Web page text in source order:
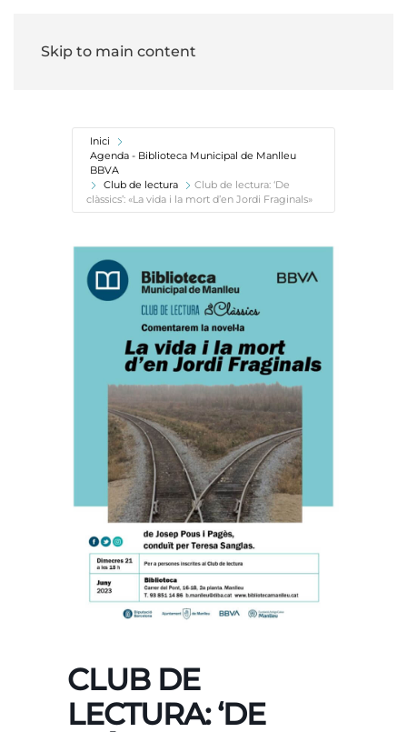
Skip to main content
Inici
Agenda - Biblioteca Municipal de Manlleu
BBVA
Club de lectura
Club de lectura: ‘De
clàssics’: «La vida i la mort d’en Jordi Fraginals»
CLUB DE
LECTURA: ‘DE